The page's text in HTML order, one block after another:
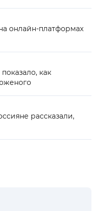
онлайн-платформах
как
рассказали,